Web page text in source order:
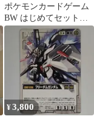
ポケモンカードゲーム
BW はじめてセットプ
ラス 新品未開封
¥3,800